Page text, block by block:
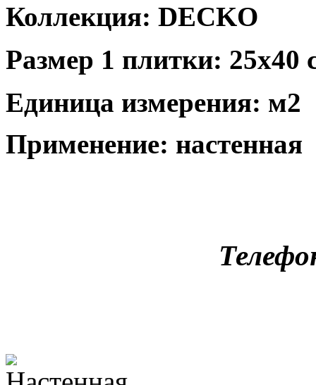
Коллекция: DECKO
Размер 1 плитки: 25x40
Единица измерения: м2
Применение: настенная